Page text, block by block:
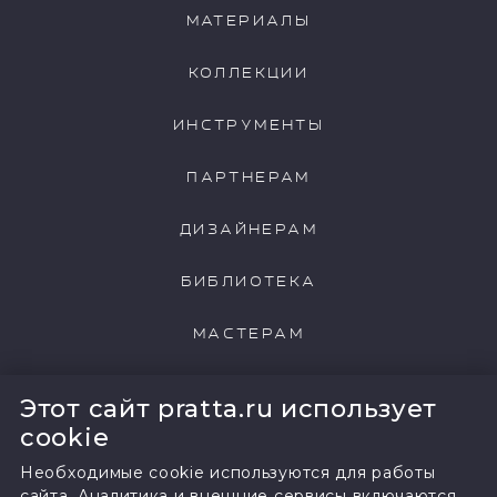
Этот сайт pratta.ru использует
cookie
Необходимые cookie используются для работы
182-bone-china-blue-pale-manu
МАТЕРИАЛЫ
КОЛЛЕКЦИИ
ИНСТРУМЕНТЫ
ПАРТНЕРАМ
ДИЗАЙНЕРАМ
БИБЛИОТЕКА
МАСТЕРАМ